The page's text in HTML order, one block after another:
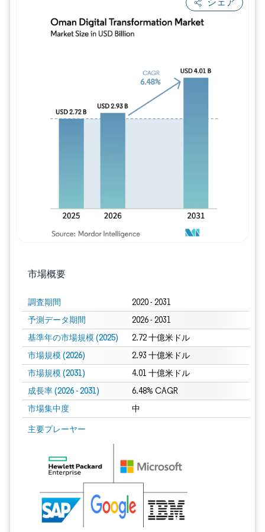
市場概要
調査期間 2020 - 2031
予測データ期間 2026 - 2031
基準年の市場規模 (2025) 2.72 十億米ドル
市場規模 (2026) 2.93 十億米ドル
市場規模 (2031) 4.01 十億米ドル
成長率 (2026 - 2031) 6.48% CAGR
市場集中度 中
主要プレーヤー
画像 © Mordor Intelligence。再利用にはCC BY 4.0の表示が必要です。